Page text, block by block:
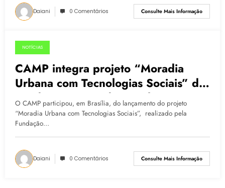
Daiani 0 Comentários Consulte Mais Informação
09.06.2015
NOTÍCIAS
CAMP integra projeto “Moradia
Urbana com Tecnologias Sociais” da
Fundação Banco do Brasil
O CAMP participou, em Brasília, do lançamento do projeto
“Moradia Urbana com Tecnologias Sociais”, realizado pela
Fundação…
Daiani 0 Comentários Consulte Mais Informação